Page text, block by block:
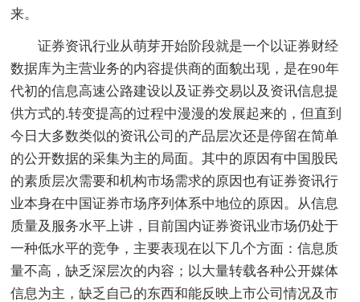
来。
证券资讯行业从萌芽开始阶段就是一个以证券财经
数据库为主营业务的内容提供商的面貌出现，是在90年
代初的信息高速公路建设以及证券交易以及资讯信息提
供方式的.转变提高的过程中漫漫的发展起来的，但直到
今日大多数类似的资讯公司的产品层次还是停留在简单
的公开数据的采集为主的局面。其中的原因有中国股民
的素质层次需要和机构市场需求的原因也有证券资讯行
业本身在中国证券市场序列体系中地位的原因。从信息
质量及服务水平上讲，目前国内证券资讯业市场仍处于
一种低水平的竞争，主要表现在以下几个方面：信息质
量不高，缺乏深层次的内容；以大量转载各种公开媒体
信息为主，缺乏自己的东西和能反映上市公司情况及市